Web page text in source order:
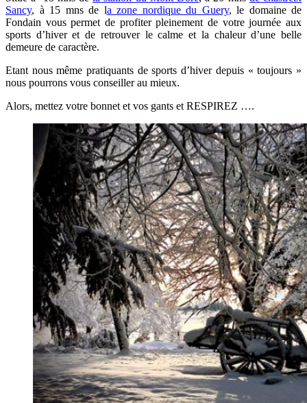
Sancy, à 15 mns de la zone nordique du Guery, le domaine de
Fondain vous permet de profiter pleinement de votre journée aux
sports d’hiver et de retrouver le calme et la chaleur d’une belle
demeure de caractère.
Etant nous même pratiquants de sports d’hiver depuis « toujours »
nous pourrons vous conseiller au mieux.
Alors, mettez votre bonnet et vos gants et RESPIREZ ….